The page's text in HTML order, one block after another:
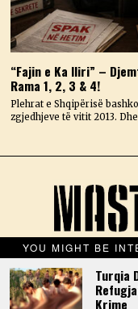
“Fajin e Ka Iliri” –
Rama 1, 2, 3 & 4!
Plehrat e Shqipërisë
zgjedhjeve të vitit 2013. Dhe
YOU MIGHT BE
Turqia
Krime